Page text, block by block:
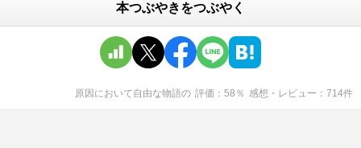
本つぶやきをつぶやく
原因において自由な物語の 評価 58 ％ 感想・レビュー 714件